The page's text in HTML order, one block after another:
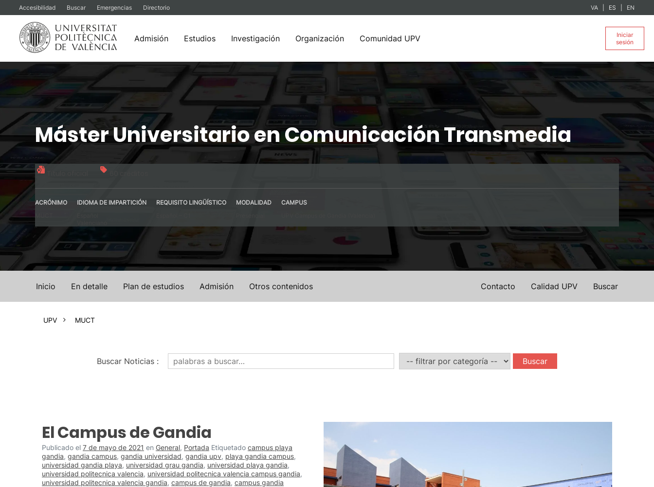
Accesibilidad Buscar Emergencias Directorio VA ES EN
Admisión Estudios Investigación Organización Comunidad UPV
Iniciar
sesión
contenido
Máster Universitario en Comunicación Transmedia
ACRÓNIMO
IDIOMA DE IMPARTICIÓN
REQUISITO LINGÜÍSTICO
MODALIDAD
CAMPUS
Inicio En detalle Plan de estudios Admisión Otros contenidos Buscar
Calidad UPV
Contacto
UPV MUCT
Buscar Noticias :
El Campus de Gandia
Publicado el 7 de mayo de 2021 en General, Portada Etiquetado campus playa
gandia, gandia campus, gandia universidad, gandia upv, playa gandia campus,
universidad gandia playa, universidad grau gandia, universidad playa gandia,
universidad politecnica valencia, universidad politecnica valencia campus gandia,
universidad politecnica valencia gandia, campus de gandia, campus gandia